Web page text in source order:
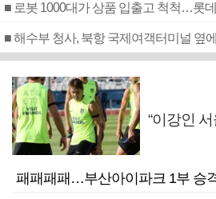
■ 로봇 1000대가 상품 입출고 척척…롯
■ 해수부 청사, 북항 국제여객터미널 옆
“이강인
패패패패…부산아이파크 1부 승